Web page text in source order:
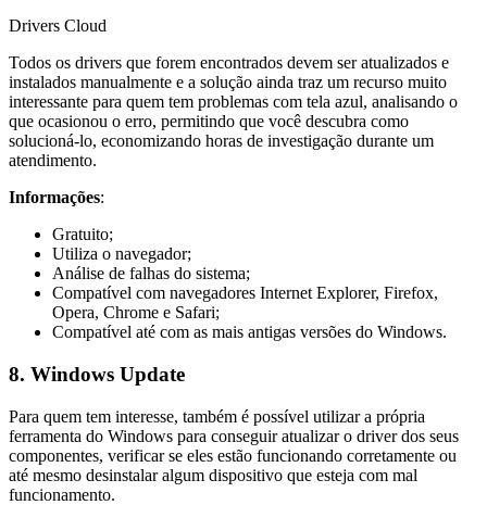
Drivers Cloud
Todos os drivers que forem encontrados devem ser atualizados e
instalados manualmente e a solução ainda traz um recurso muito
interessante para quem tem problemas com tela azul, analisando o
que ocasionou o erro, permitindo que você descubra como
solucioná-lo, economizando horas de investigação durante um
atendimento.
Informações:
Gratuito;
Utiliza o navegador;
Análise de falhas do sistema;
Compatível com navegadores Internet Explorer, Firefox,
Opera, Chrome e Safari;
Compatível até com as mais antigas versões do Windows.
8. Windows Update
Para quem tem interesse, também é possível utilizar a própria
ferramenta do Windows para conseguir atualizar o driver dos seus
componentes, verificar se eles estão funcionando corretamente ou
até mesmo desinstalar algum dispositivo que esteja com mal
funcionamento.